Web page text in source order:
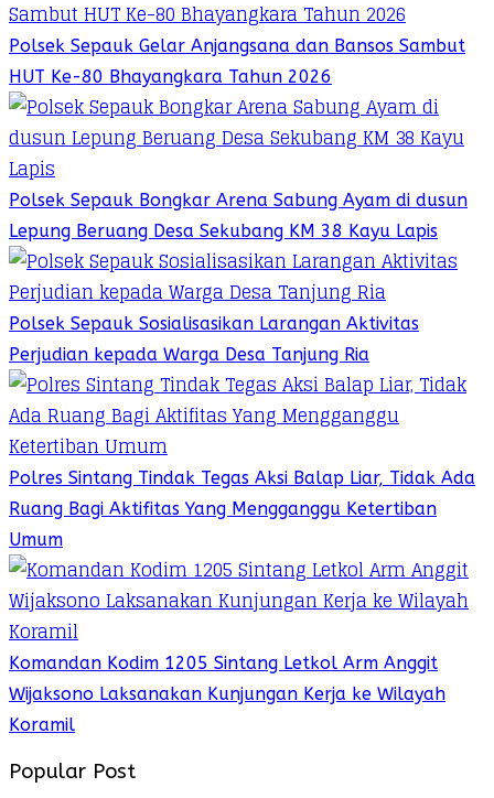
Polsek Sepauk Gelar Anjangsana dan Bansos Sambut
HUT Ke-80 Bhayangkara Tahun 2026
Polsek Sepauk Bongkar Arena Sabung Ayam di dusun
Lepung Beruang Desa Sekubang KM 38 Kayu Lapis
Polsek Sepauk Sosialisasikan Larangan Aktivitas
Perjudian kepada Warga Desa Tanjung Ria
Polres Sintang Tindak Tegas Aksi Balap Liar, Tidak Ada
Ruang Bagi Aktifitas Yang Mengganggu Ketertiban
Umum
Komandan Kodim 1205 Sintang Letkol Arm Anggit
Wijaksono Laksanakan Kunjungan Kerja ke Wilayah
Koramil
Popular Post